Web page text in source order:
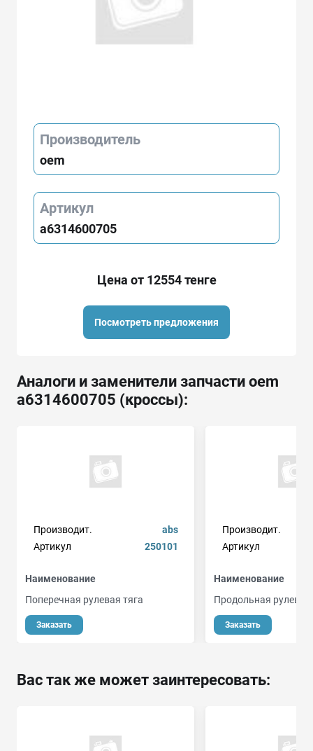
Производитель
oem
Артикул
a6314600705
Цена от 12554 тенге
Посмотреть предложения
Аналоги и заменители запчасти oem
a6314600705 (кроссы):
Производит.
abs
Артикул
250101
Наименование
Поперечная рулевая тяга
Заказать
Производит.
Артикул
Наименование
Продольная рулевая
Заказать
Вас так же может заинтересовать: